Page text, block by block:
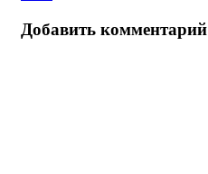
Добавить комментарий